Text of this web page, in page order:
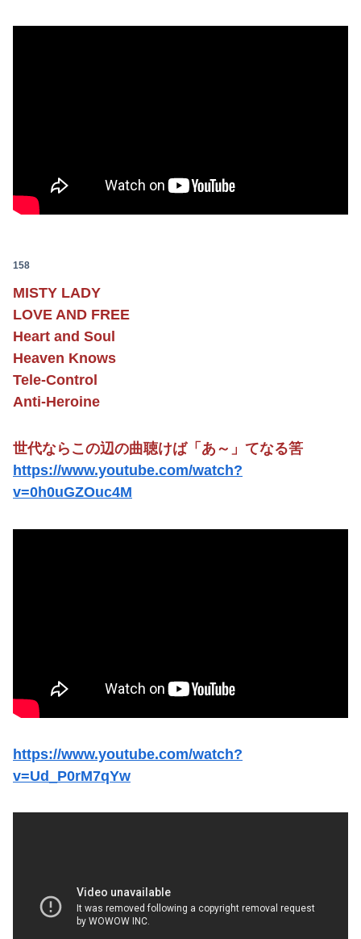
158
MISTY LADY
LOVE AND FREE
Heart and Soul
Heaven Knows
Tele-Control
Anti-Heroine
世代ならこの辺の曲聴けば「あ～」てなる筈
https://www.youtube.com/watch?
v=0h0uGZOuc4M
https://www.youtube.com/watch?
v=Ud_P0rM7qYw